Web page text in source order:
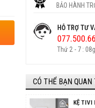
BẢO HÀNH
HỖ TRỢ TƯ
Thứ 2 - 7 :
CÓ THỂ BẠN QUAN
KỆ TIVI